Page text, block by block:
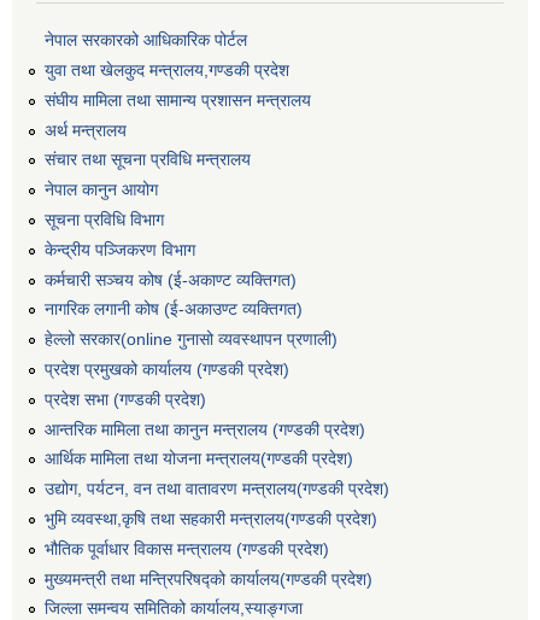
नेपाल सरकारको आधिकारिक पोर्टल
युवा तथा खेलकुद मन्त्रालय,गण्डकी प्रदेश
संघीय मामिला तथा सामान्य प्रशासन मन्त्रालय
अर्थ मन्त्रालय
संचार तथा सूचना प्रविधि मन्त्रालय
नेपाल कानुन आयोग
सूचना प्रविधि विभाग
केन्द्रीय पञ्जिकरण विभाग
कर्मचारी सञ्‍चय कोष (ई‍-अकाण्ट व्यक्तिगत)
नागरिक लगानी कोष (ई-अकाउण्ट व्यक्तिगत)
हेल्लो सरकार(online गुनासो व्यवस्थापन प्रणाली)
प्रदेश प्रमुखको कार्यालय (गण्डकी प्रदेश)
प्रदेश सभा (गण्डकी प्रदेश)
आन्तरिक मामिला तथा कानुन मन्त्रालय (गण्डकी प्रदेश)
आर्थिक मामिला तथा योजना मन्त्रालय(गण्डकी प्रदेश)
उद्योग, पर्यटन, वन तथा वातावरण मन्त्रालय(गण्डकी प्रदेश)
भुमि व्यवस्था,कृषि तथा सहकारी मन्त्रालय(गण्डकी प्रदेश)
भौतिक पूर्वाधार विकास मन्त्रालय (गण्डकी प्रदेश)
मुख्यमन्त्री तथा मन्त्रिपरिषद्को कार्यालय(गण्डकी प्रदेश)
जिल्ला समन्वय समितिको कार्यालय,स्याङ्गजा